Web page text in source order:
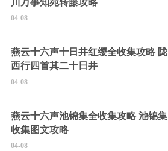
04-08
燕云十六声十日井红缨全收集攻略 陇
西行四首其二十日井
04-08
燕云十六声池锦集全收集攻略 池锦集
收集图文攻略
04-08